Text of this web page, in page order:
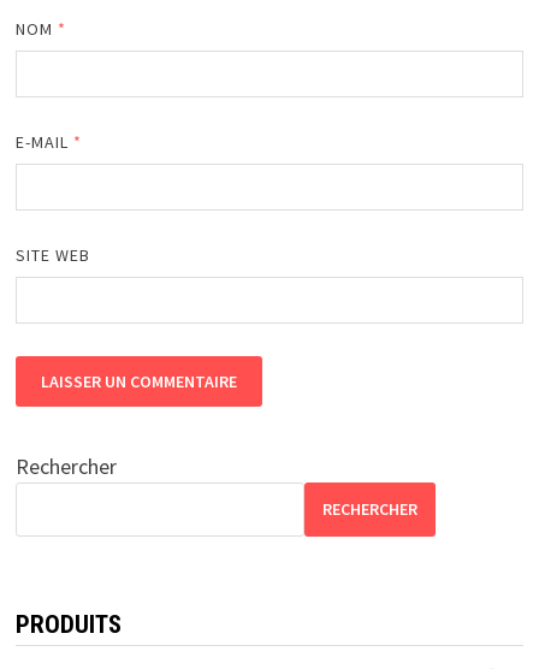
NOM *
E-MAIL *
SITE WEB
Rechercher
RECHERCHER
PRODUITS